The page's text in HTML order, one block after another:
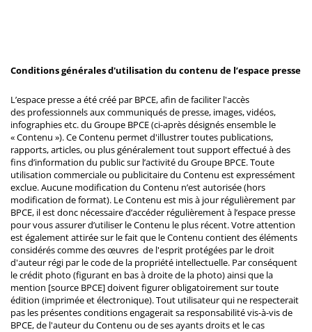
Conditions générales d'utilisation du contenu de l’espace presse
L’espace presse a été créé par BPCE, afin de faciliter l'accès
des professionnels aux communiqués de presse, images, vidéos,
infographies etc. du Groupe BPCE (ci-après désignés ensemble le
« Contenu »). Ce Contenu permet d'illustrer toutes publications,
rapports, articles, ou plus généralement tout support effectué à des
fins d’information du public sur l’activité du Groupe BPCE. Toute
utilisation commerciale ou publicitaire du Contenu est expressément
exclue. Aucune modification du Contenu n’est autorisée (hors
modification de format). Le Contenu est mis à jour régulièrement par
BPCE, il est donc nécessaire d’accéder régulièrement à l’espace presse
pour vous assurer d’utiliser le Contenu le plus récent. Votre attention
est également attirée sur le fait que le Contenu contient des éléments
considérés comme des œuvres de l'esprit protégées par le droit
d'auteur régi par le code de la propriété intellectuelle. Par conséquent
le crédit photo (figurant en bas à droite de la photo) ainsi que la
mention [source BPCE] doivent figurer obligatoirement sur toute
édition (imprimée et électronique). Tout utilisateur qui ne respecterait
pas les présentes conditions engagerait sa responsabilité vis-à-vis de
BPCE, de l'auteur du Contenu ou de ses ayants droits et le cas